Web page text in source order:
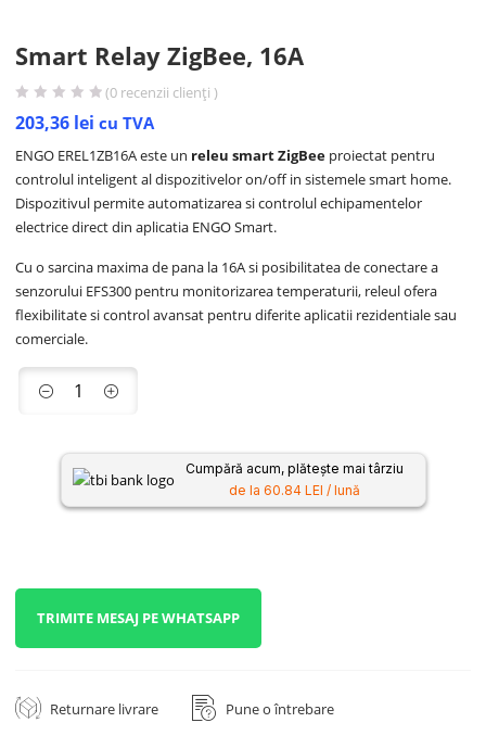
Smart Relay ZigBee, 16A
(0 recenzii clienți )
203,36 lei cu TVA
ENGO EREL1ZB16A este un releu smart ZigBee proiectat pentru
controlul inteligent al dispozitivelor on/off in sistemele smart home.
Dispozitivul permite automatizarea si controlul echipamentelor
electrice direct din aplicatia ENGO Smart.
Cu o sarcina maxima de pana la 16A si posibilitatea de conectare a
senzorului EFS300 pentru monitorizarea temperaturii, releul ofera
flexibilitate si control avansat pentru diferite aplicatii rezidentiale sau
comerciale.
Cumpără acum, plătește mai târziu
de la 60.84 LEI / lună
TRIMITE MESAJ PE WHATSAPP
Returnare livrare Pune o întrebare